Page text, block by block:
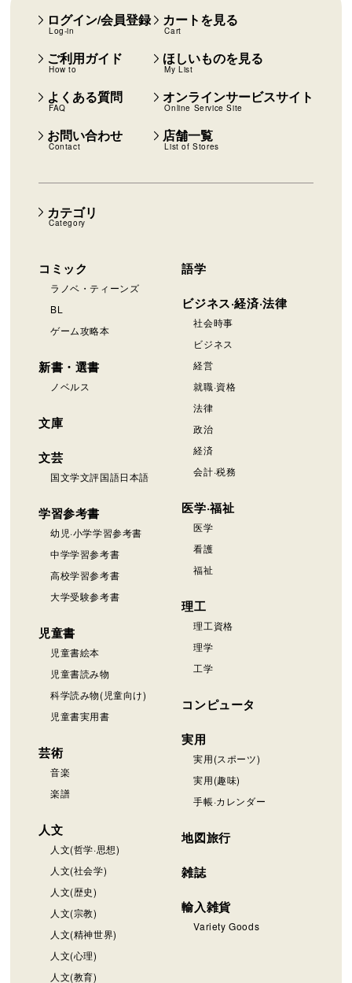
カテゴリ
Category
コミック
ラノベ・ティーンズ
BL
ゲーム攻略本
新書・選書
ノベルス
文庫
文芸
国文学文評国語日本語
学習参考書
幼児·小学学習参考書
中学学習参考書
高校学習参考書
大学受験参考書
児童書
児童書絵本
児童書読み物
科学読み物(児童向け)
児童書実用書
芸術
音楽
楽譜
人文
人文(哲学·思想)
人文(社会学)
人文(歴史)
人文(宗教)
人文(精神世界)
人文(心理)
人文(教育)
語学
ビジネス·経済·法律
社会時事
ビジネス
経営
就職·資格
法律
政治
経済
会計·税務
医学·福祉
医学
看護
福祉
理工
理工資格
理学
工学
コンピュータ
実用
実用(スポーツ)
実用(趣味)
手帳·カレンダー
地図旅行
雑誌
輸入雑貨
Variety Goods
ログイン/会員登録
Log-in
カートを見る
Cart
ご利用ガイド
How to
ほしいものを見る
My List
よくある質問
FAQ
オンラインサービスサイト
Online Service Site
お問い合わせ
Contact
店舗一覧
List of Stores